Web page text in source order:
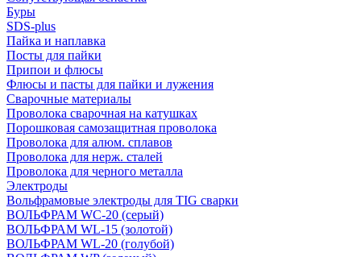
Буры
SDS-plus
Пайка и наплавка
Посты для пайки
Припои и флюсы
Флюсы и пасты для пайки и лужения
Сварочные материалы
Проволока сварочная на катушках
Порошковая самозащитная проволока
Проволока для алюм. сплавов
Проволока для нерж. сталей
Проволока для черного металла
Электроды
Вольфрамовые электроды для TIG сварки
ВОЛЬФРАМ WC-20 (серый)
ВОЛЬФРАМ WL-15 (золотой)
ВОЛЬФРАМ WL-20 (голубой)